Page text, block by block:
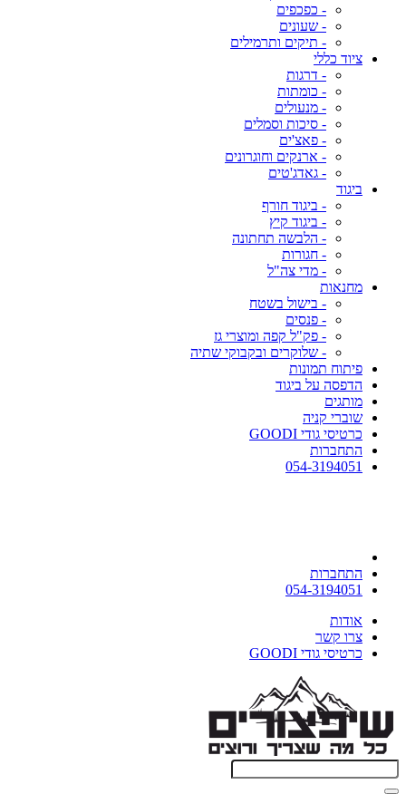
- כפכפים
- שעונים
- תיקים ותרמילים
ציוד כללי
- דרגות
- כומתות
- מנעולים
- סיכות וסמלים
- פאצ'ים
- ארנקים וחוגרונים
- גאדג'טים
ביגוד
- ביגוד חורף
- ביגוד קיץ
- הלבשה תחתונה
- חגורות
- מדי צה"ל
מחנאות
- בישול בשטח
- פנסים
- פק"ל קפה ומוצרי גז
- שלוקרים ובקבוקי שתיה
פיתוח תמונות
הדפסה על ביגוד
מותגים
שוברי קניה
כרטיסי גודי GOODI
התחברות
054-3194051
התחברות
054-3194051
אודות
צרו קשר
כרטיסי גודי GOODI